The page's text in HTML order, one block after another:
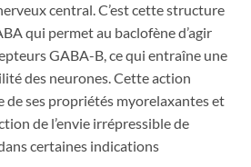
central. C’est cette structure
qui permet au baclofène d’agir
GABA-B, ce qui entraîne une
des neurones. Cette action
de ses propriétés myorelaxantes et
de l’envie irrépressible de
certaines indications